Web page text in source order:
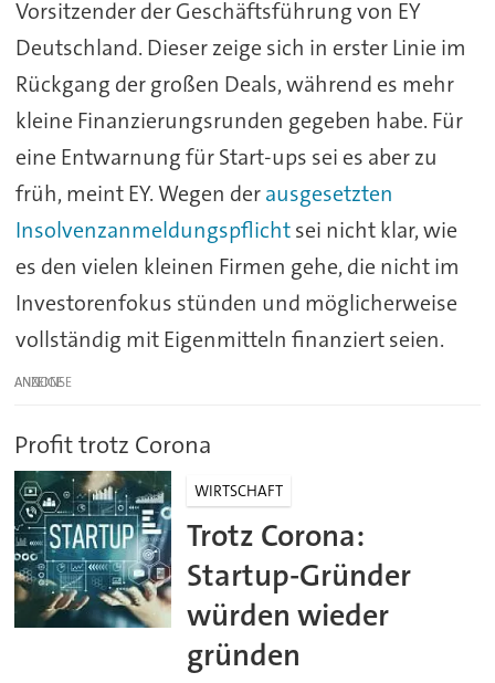
Vorsitzender der Geschäftsführung von EY
Deutschland. Dieser zeige sich in erster Linie im
Rückgang der großen Deals, während es mehr
kleine Finanzierungsrunden gegeben habe. Für
eine Entwarnung für Start-ups sei es aber zu
früh, meint EY. Wegen derausgesetzten
Insolvenzanmeldungspflichtsei nicht klar, wie
es den vielen kleinen Firmen gehe, die nicht im
Investorenfokus stünden und möglicherweise
vollständig mit Eigenmitteln finanziert seien.
ANZEIGE
Profit trotz Corona
WIRTSCHAFT
Trotz Corona:
Startup-Gründer
würden wieder
gründen